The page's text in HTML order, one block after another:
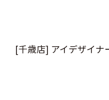
[千歳店] アイデザイナ